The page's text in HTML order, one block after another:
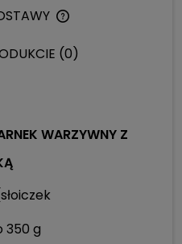
(0)
WARZYWNY Z
350 g